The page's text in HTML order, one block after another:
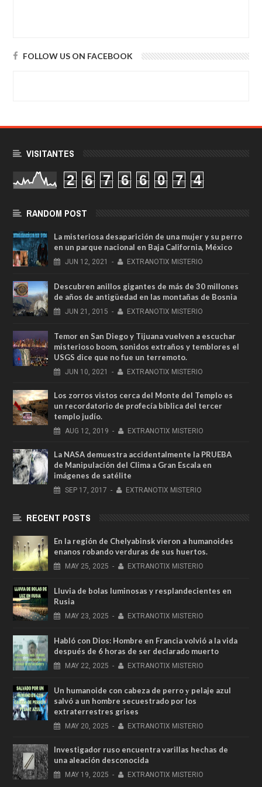
FOLLOW US ON FACEBOOK
VISITANTES
2 6 7 6 6 0 7 4
RANDOM POST
La misteriosa desaparición de una mujer y su perro
en un parque nacional en Baja California, México
JUN 12, 2021 - EXTRANOTIX MISTERIO
Descubren anillos gigantes de más de 30 millones
de años de antigüedad en las montañas de Bosnia
JUN 21, 2015 - EXTRANOTIX MISTERIO
Temor en San Diego y Tijuana vuelven a escuchar
misterioso boom, sonidos extraños y temblores el
USGS dice que no fue un terremoto.
JUN 10, 2021 - EXTRANOTIX MISTERIO
Los zorros vistos cerca del Monte del Templo es
un recordatorio de profecía bíblica del tercer
templo judío.
AUG 12, 2019 - EXTRANOTIX MISTERIO
La NASA demuestra accidentalmente la PRUEBA
de Manipulación del Clima a Gran Escala en
imágenes de satélite
SEP 17, 2017 - EXTRANOTIX MISTERIO
RECENT POSTS
En la región de Chelyabinsk vieron a humanoides
enanos robando verduras de sus huertos.
MAY 25, 2025 - EXTRANOTIX MISTERIO
Lluvia de bolas luminosas y resplandecientes en
Rusia
MAY 23, 2025 - EXTRANOTIX MISTERIO
Habló con Dios: Hombre en Francia volvió a la vida
después de 6 horas de ser declarado muerto
MAY 22, 2025 - EXTRANOTIX MISTERIO
Un humanoide con cabeza de perro у pelaje azul
salvó a un hombre secuestrado por los
extraterrestres grises
MAY 20, 2025 - EXTRANOTIX MISTERIO
Investigador ruso encuentra varillas hechas de
una aleación desconocida
MAY 19, 2025 - EXTRANOTIX MISTERIO